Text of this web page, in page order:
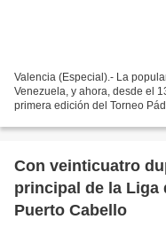
Valencia (Especial).- La
Venezuela, y ahora, desde el
primera edición del Torneo
Con veinticuatro
principal de la Liga
Puerto Cabello